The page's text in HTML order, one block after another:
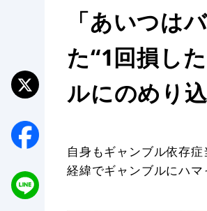
「あいつは
た“1回損し
ルにのめり
自身もギャンブル依存
経緯でギャンブルにハマ